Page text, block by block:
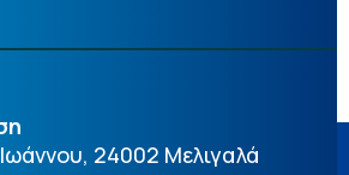
24002 Μελιγαλά